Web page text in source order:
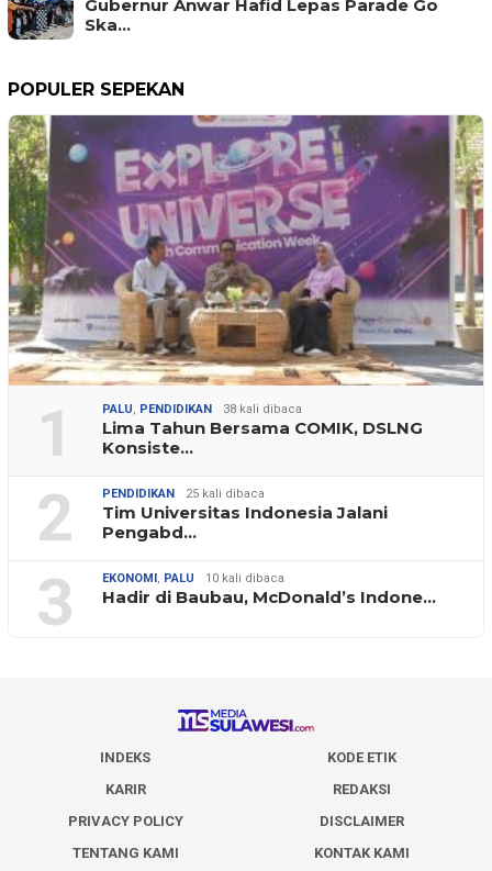
Gubernur Anwar Hafid Lepas Parade Go
Ska…
POPULER SEPEKAN
1 PALU, PENDIDIKAN 38 kali dibaca
Lima Tahun Bersama COMIK, DSLNG
Konsiste…
2 PENDIDIKAN 25 kali dibaca
Tim Universitas Indonesia Jalani
Pengabd…
3 EKONOMI, PALU 10 kali dibaca
Hadir di Baubau, McDonald’s Indone…
INDEKS
KODE ETIK
KARIR
REDAKSI
PRIVACY POLICY
DISCLAIMER
TENTANG KAMI
KONTAK KAMI